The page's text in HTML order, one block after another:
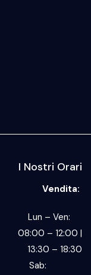
I Nostri Orari
Vendita:
Lun – Ven:
08:00 – 12:00 |
13:30 – 18:30
Sab: